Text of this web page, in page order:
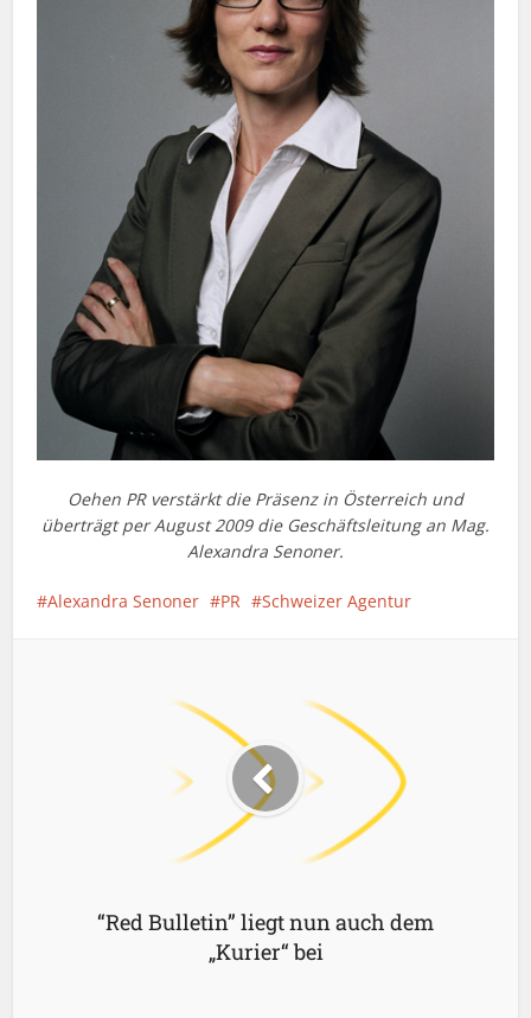
Oehen PR verstärkt die Präsenz in Österreich und
überträgt per August 2009 die Geschäftsleitung an Mag.
Alexandra Senoner.
Alexandra Senoner PR Schweizer Agentur
“Red Bulletin” liegt nun auch dem
„Kurier“ bei